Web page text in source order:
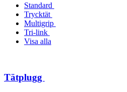
Standard
Trycktät
Multigrip
Tri-link
Visa alla
Tätplugg